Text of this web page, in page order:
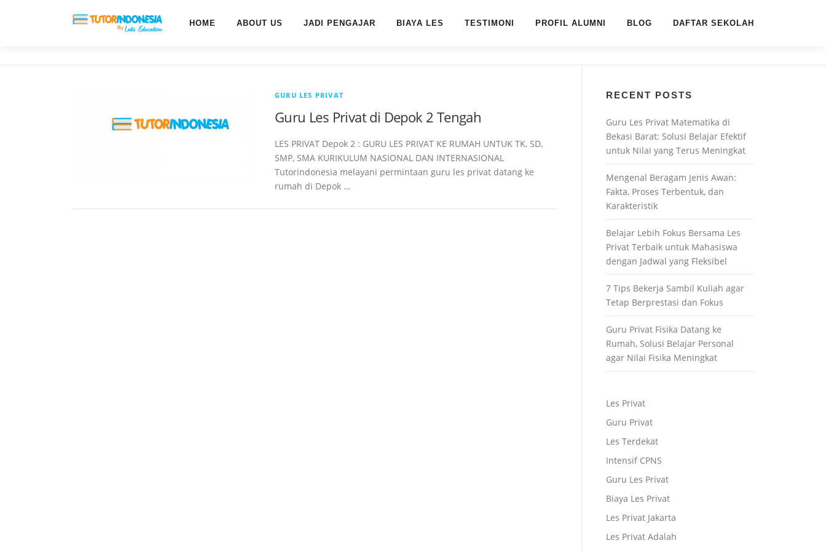
HOME ABOUT US JADI PENGAJAR BIAYA LES TESTIMONI PROFIL ALUMNI BLOG DAFTAR SEKOLAH
GURU LES PRIVAT
Guru Les Privat di Depok 2 Tengah
LES PRIVAT Depok 2 : GURU LES PRIVAT KE RUMAH UNTUK TK, SD,
SMP, SMA KURIKULUM NASIONAL DAN INTERNASIONAL
Tutorindonesia melayani permintaan guru les privat datang ke
rumah di Depok …
RECENT POSTS
Guru Les Privat Matematika di
Bekasi Barat: Solusi Belajar Efektif
untuk Nilai yang Terus Meningkat
Mengenal Beragam Jenis Awan:
Fakta, Proses Terbentuk, dan
Karakteristik
Belajar Lebih Fokus Bersama Les
Privat Terbaik untuk Mahasiswa
dengan Jadwal yang Fleksibel
7 Tips Bekerja Sambil Kuliah agar
Tetap Berprestasi dan Fokus
Guru Privat Fisika Datang ke
Rumah, Solusi Belajar Personal
agar Nilai Fisika Meningkat
Les Privat
Guru Privat
Les Terdekat
Intensif CPNS
Guru Les Privat
Biaya Les Privat
Les Privat Jakarta
Les Privat Adalah